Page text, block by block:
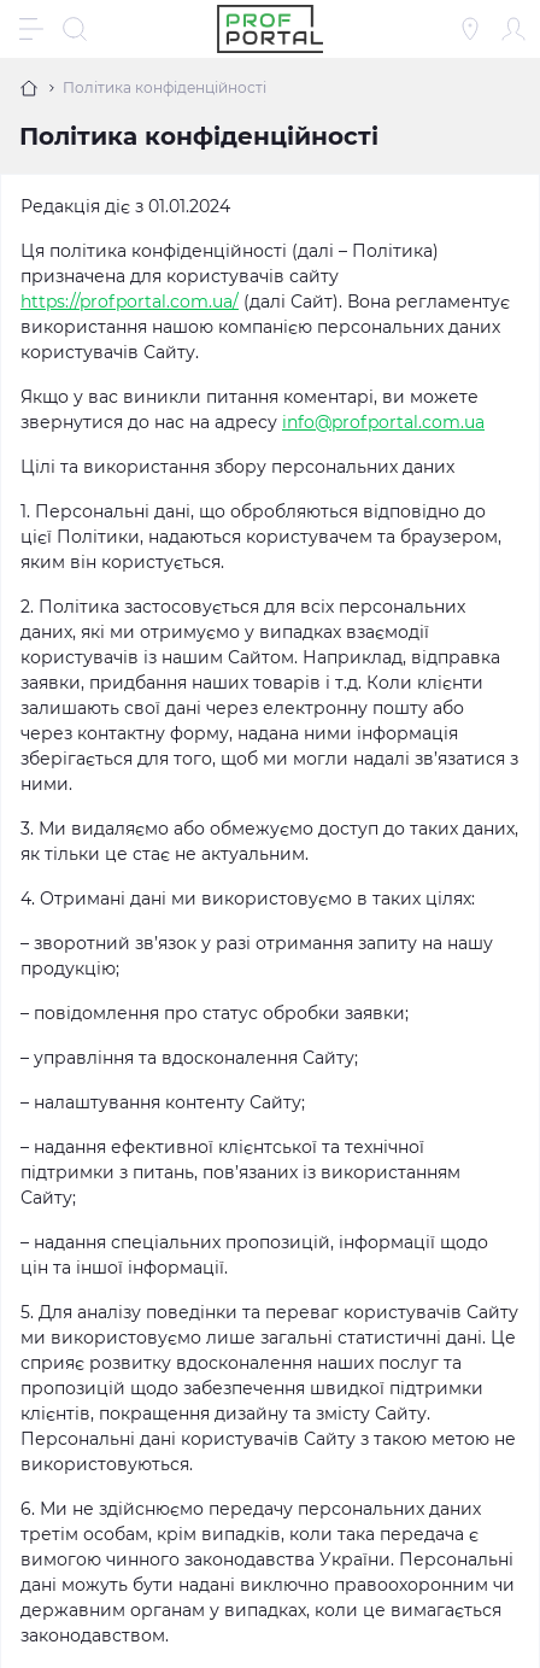
Політика конфіденційності
Політика конфіденційності
Редакція діє з 01.01.2024
Ця політика конфіденційності (далі – Політика)
призначена для користувачів сайту
https://profportal.com.ua/ (далі Сайт). Вона регламентує
використання нашою компанією персональних даних
користувачів Сайту.
Якщо у вас виникли питання коментарі, ви можете
звернутися до нас на адресу info@profportal.com.ua
Цілі та використання збору персональних даних
1. Персональні дані, що обробляються відповідно до
цієї Політики, надаються користувачем та браузером,
яким він користується.
2. Політика застосовується для всіх персональних
даних, які ми отримуємо у випадках взаємодії
користувачів із нашим Сайтом. Наприклад, відправка
заявки, придбання наших товарів і т.д. Коли клієнти
залишають свої дані через електронну пошту або
через контактну форму, надана ними інформація
зберігається для того, щоб ми могли надалі зв’язатися з
ними.
3. Ми видаляємо або обмежуємо доступ до таких даних,
як тільки це стає не актуальним.
4. Отримані дані ми використовуємо в таких цілях:
– зворотний зв’язок у разі отримання запиту на нашу
продукцію;
– повідомлення про статус обробки заявки;
– управління та вдосконалення Сайту;
– налаштування контенту Сайту;
– надання ефективної клієнтської та технічної
підтримки з питань, пов’язаних із використанням
Сайту;
– надання спеціальних пропозицій, інформації щодо
цін та іншої інформації.
5. Для аналізу поведінки та переваг користувачів Сайту
ми використовуємо лише загальні статистичні дані. Це
сприяє розвитку вдосконалення наших послуг та
пропозицій щодо забезпечення швидкої підтримки
клієнтів, покращення дизайну та змісту Сайту.
Персональні дані користувачів Сайту з такою метою не
використовуються.
6. Ми не здійснюємо передачу персональних даних
третім особам, крім випадків, коли така передача є
вимогою чинного законодавства України. Персональні
дані можуть бути надані виключно правоохоронним чи
державним органам у випадках, коли це вимагається
законодавством.